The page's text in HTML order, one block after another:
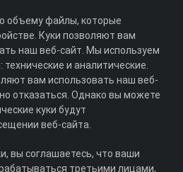
объему файлы, которые
Куки позволяют вам
наш веб-сайт. Мы используем
и аналитические.
вам использовать наш веб-
отказаться. Однако вы можете
куки будут
веб-сайта.
вы соглашаетесь, что ваши
третьими лицами,